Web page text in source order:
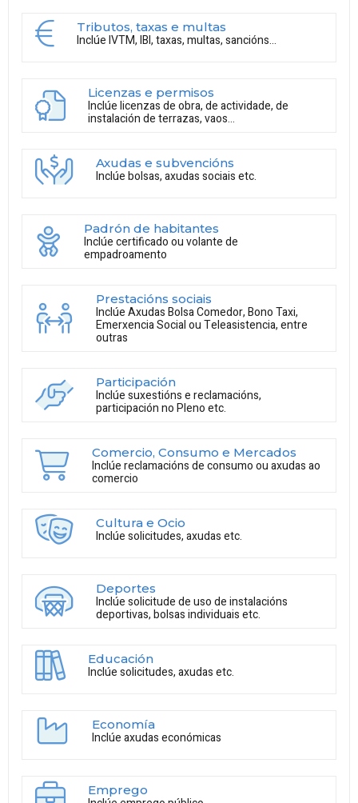
Tributos, taxas e multas
Inclúe IVTM, IBI, taxas, multas, sancións...
Licenzas e permisos
Inclúe licenzas de obra, de actividade, de
instalación de terrazas, vaos...
Axudas e subvencións
Inclúe bolsas, axudas sociais etc.
Padrón de habitantes
Inclúe certificado ou volante de
empadroamento
Prestacións sociais
Inclúe Axudas Bolsa Comedor, Bono Taxi,
Emerxencia Social ou Teleasistencia, entre
outras
Participación
Inclúe suxestións e reclamacións,
participación no Pleno etc.
Comercio, Consumo e Mercados
Inclúe reclamacións de consumo ou axudas ao
comercio
Cultura e Ocio
Inclúe solicitudes, axudas etc.
Deportes
Inclúe solicitude de uso de instalacións
deportivas, bolsas individuais etc.
Educación
Inclúe solicitudes, axudas etc.
Economía
Inclúe axudas económicas
Emprego